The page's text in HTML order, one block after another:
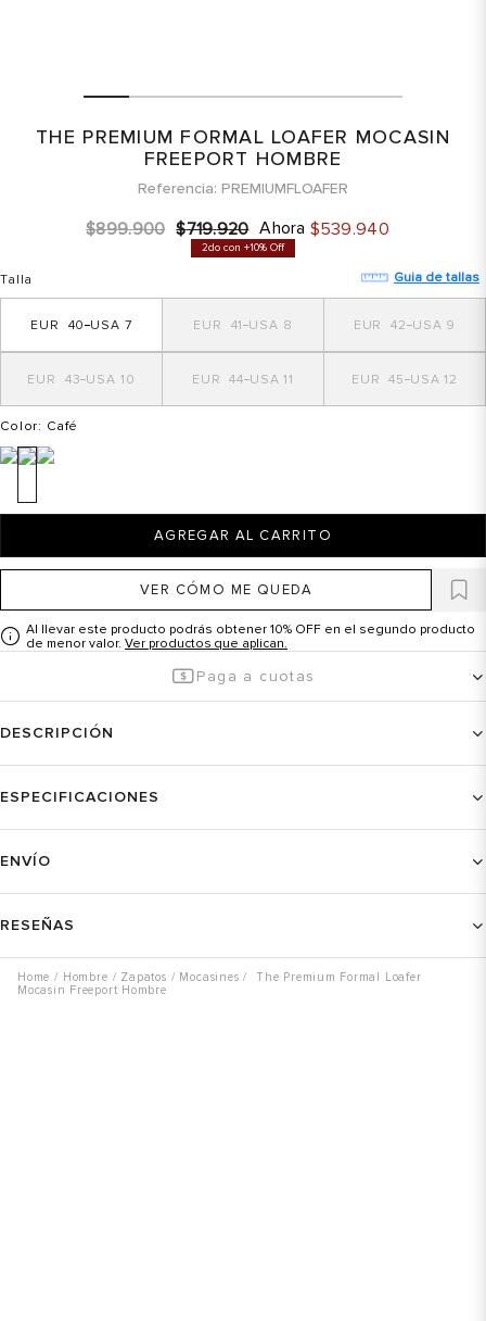
THE PREMIUM FORMAL LOAFER MOCASIN
FREEPORT HOMBRE
Referencia PREMIUMFLOAFER
$899.900 $719.920 Ahora $539.940
2do con +10% Off
Talla Guia de tallas
7
40 8
41 9
42
10
43 11
44 12
45
Color: Café
AGREGAR AL CARRITO
VER CÓMO ME QUEDA
Al llevar este producto podrás obtener 10% OFF en el segundo producto
de menor valor. Ver productos que aplican.
Paga a cuotas
DESCRIPCIÓN
ESPECIFICACIONES
ENVÍO
RESEÑAS
Hombre Zapatos Mocasines
The Premium Formal Loafer
Mocasin Freeport Hombre